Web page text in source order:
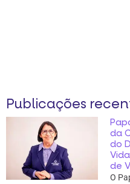
Publicações
da
do
de
O